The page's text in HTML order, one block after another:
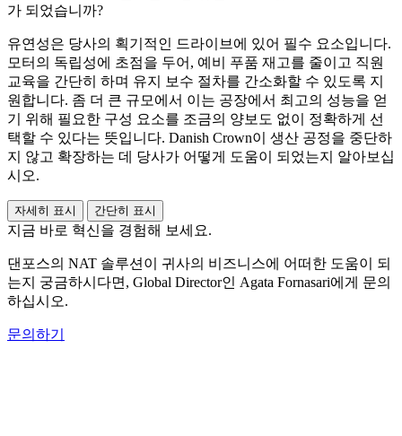
가 되었습니까?
유연성은 당사의 획기적인 드라이브에 있어 필수 요소입니다.
모터의 독립성에 초점을 두어, 예비 푸품 재고를 줄이고 직원
교육을 간단히 하며 유지 보수 절차를 간소화할 수 있도록 지
원합니다. 좀 더 큰 규모에서 이는 공장에서 최고의 성능을 얻
기 위해 필요한 구성 요소를 조금의 양보도 없이 정확하게 선
택할 수 있다는 뜻입니다. Danish Crown이 생산 공정을 중단하
지 않고 확장하는 데 당사가 어떻게 도움이 되었는지 알아보십
시오.
자세히 표시 간단히 표시
지금 바로 혁신을 경험해 보세요.
댄포스의 NAT 솔루션이 귀사의 비즈니스에 어떠한 도움이 되
는지 궁금하시다면, Global Director인 Agata Fornasari에게 문의
하십시오.
문의하기